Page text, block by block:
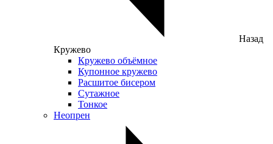
Назад
Кружево
Кружево объёмное
Купонное кружево
Расшитое бисером
Сутажное
Тонкое
Неопрен